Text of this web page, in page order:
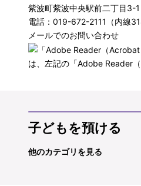
紫波町紫波中央駅前二丁目3-1
電話：019-672-2111（内線
メールでのお問い合わせ
は、左記の「Adobe Reader
子どもを預ける
他のカテゴリを見る